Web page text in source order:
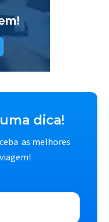
dica!
as melhores